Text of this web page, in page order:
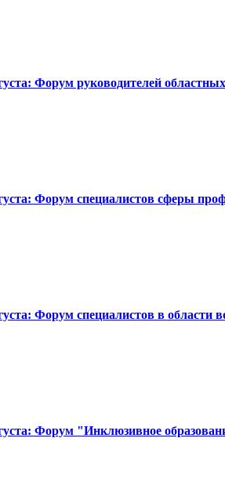
Форум руководителей
Форум специалистов сферы
Форум специалистов в
Форум "Инклюзивное